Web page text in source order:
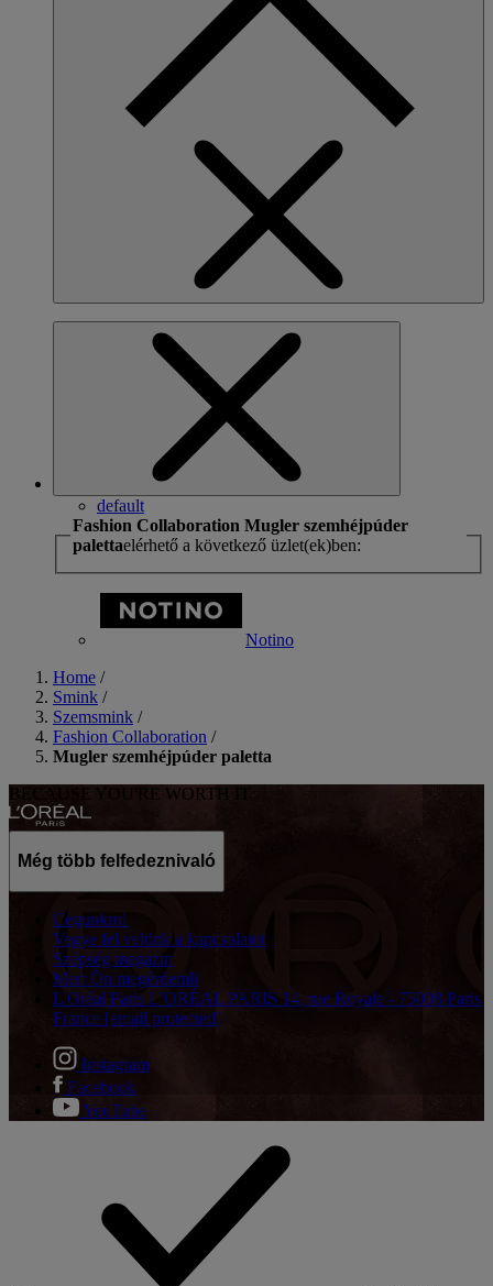
default
Fashion Collaboration Mugler szemhéjpúder
palettaelérhető a következő üzlet(ek)ben:
Notino
Home /
Smink /
Szemsmink /
Fashion Collaboration /
Mugler szemhéjpúder paletta
BECAUSE YOU'RE WORTH IT
Még több felfedeznivaló
Cegunkrol
Vegye fel velünk a kapcsolatot
Szépség magazin
Mert Ön megérdemli
L'Oréal Paris L’ORÉAL PARIS 14, rue Royale - 75008 Paris
France [email protected]
Instagram
Facebook
YouTube